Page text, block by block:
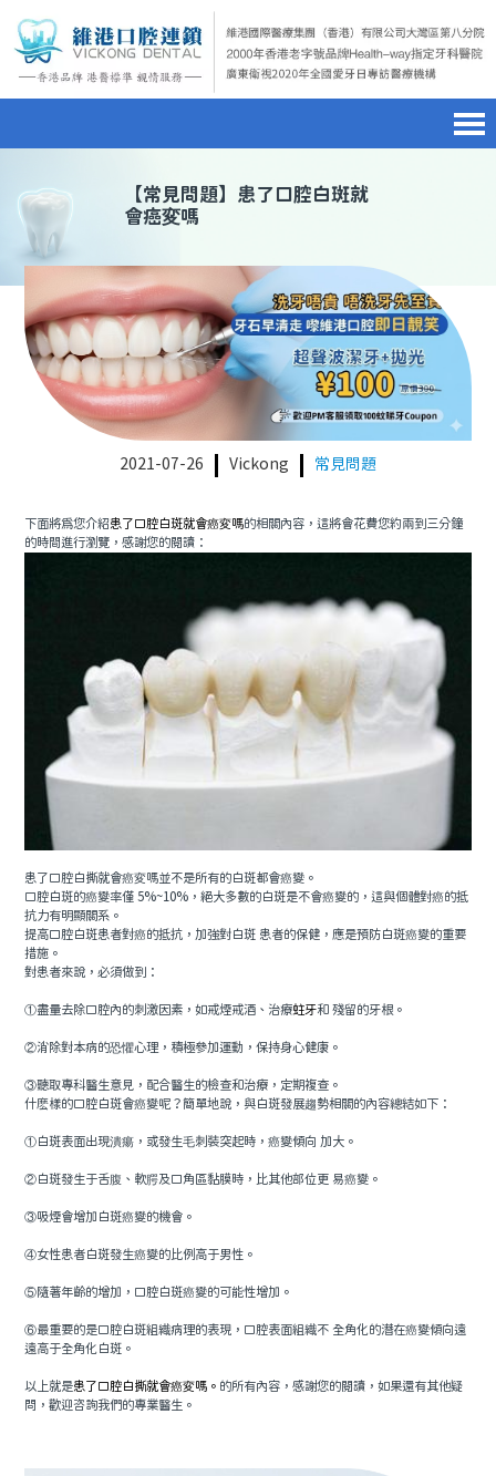
醫院簡介 hospital introduction
醫生介紹doctor introduction
醫療新聞 medical news
種植牙dental implant
orthodontics
預約牙醫contact us
微信預約
WhatsApp預約
【常見問題】患了口腔白斑就
會癌変嗎
2021-07-26 Vickong 常見問題
下面將為您介紹患了口腔白斑就會癌変嗎的相關內容，這將會花費您約兩到三分鐘
的時間進行瀏覽，感謝您的閱讀：
患了口腔白撕就會癌変嗎並不是所有的白斑都會癌變。
口腔白斑的癌變率僅 5%~10%，絕大多數的白斑是不會癌變的，這與個體對癌的抵
抗力有明顯關系。
提高口腔白斑患者對癌的抵抗，加強對白斑 患者的保健，應是預防白斑癌變的重要
措施。
對患者來說，必須做到：
①盡量去除口腔內的刺激因素，如戒煙戒酒、治療蛀牙和 殘留的牙根。
②消除對本病的恐懼心理，積極參加運動，保持身心健康。
③聽取專科醫生意見，配合醫生的檢查和治療，定期複查。
什麽樣的口腔白斑會癌變呢？簡單地說，與白斑發展趨勢相關的內容總結如下：
①白斑表面出現潰瘍，或發生毛刺裝突起時，癌變傾向 加大。
②白斑發生于舌腹、軟腭及口角區黏膜時，比其他部位更 易癌變。
③吸煙會增加白斑癌變的機會。
④女性患者白斑發生癌變的比例高于男性。
⑤隨著年齡的增加，口腔白斑癌變的可能性增加。
⑥最重要的是口腔白斑組織病理的表現，口腔表面組織不 全角化的潛在癌變傾向遠
遠高于全角化白斑。
以上就是患了口腔白撕就會癌変嗎。 的所有內容，感謝您的閱讀，如果還有其他疑
問，歡迎咨詢我們的專業醫生。